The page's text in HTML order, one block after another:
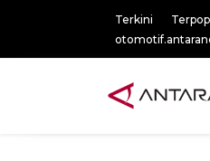
Terkini